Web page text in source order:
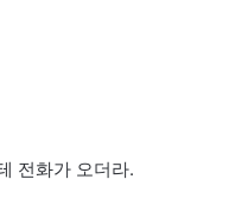
전화가 오더라.